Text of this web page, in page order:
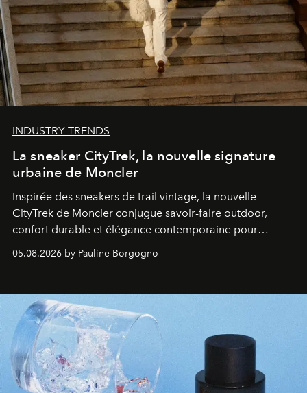
INDUSTRY TRENDS
La sneaker CityTrek, la nouvelle signature
urbaine de Moncler
Inspirée des sneakers de trail vintage, la nouvelle
CityTrek de Moncler conjugue savoir-faire outdoor,
confort durable et élégance contemporaine pour
05.08.2026 by Pauline Borgogno